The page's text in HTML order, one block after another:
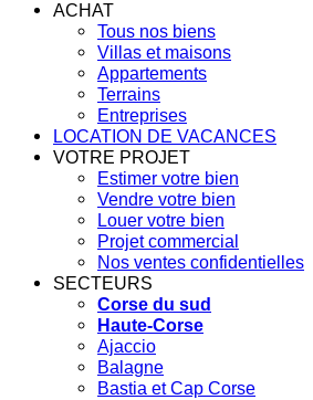
ACHAT
Tous nos biens
Villas et maisons
Appartements
Terrains
Entreprises
LOCATION DE VACANCES
VOTRE PROJET
Estimer votre bien
Vendre votre bien
Louer votre bien
Projet commercial
Nos ventes confidentielles
SECTEURS
Corse du sud
Haute-Corse
Ajaccio
Balagne
Bastia et Cap Corse